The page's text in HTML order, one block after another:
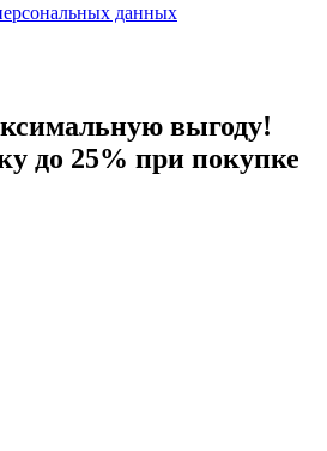
данных
выгоду!
до 25% при покупке